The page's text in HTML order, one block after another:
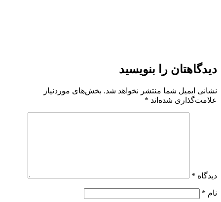
دیدگاهتان را بنویسید
نشانی ایمیل شما منتشر نخواهد شد. بخش‌های موردنیاز
علامت‌گذاری شده‌اند *
دیدگاه *
نام *